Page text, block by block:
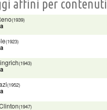
affini per contenuti
(1939)
(1923)
(1943)
(1952)
(1947)